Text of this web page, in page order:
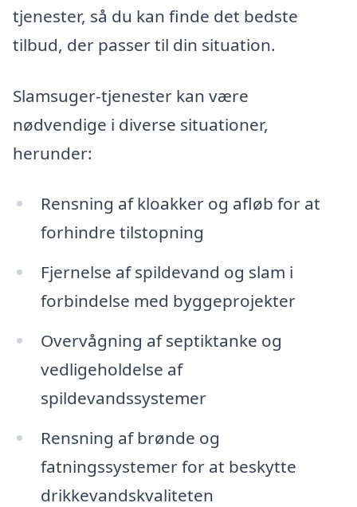
tjenester, så du kan finde det bedste
tilbud, der passer til din situation.
Slamsuger-tjenester kan være
nødvendige i diverse situationer,
herunder:
Rensning af kloakker og afløb for at
forhindre tilstopning
Fjernelse af spildevand og slam i
forbindelse med byggeprojekter
Overvågning af septiktanke og
vedligeholdelse af
spildevandssystemer
Rensning af brønde og
fatningssystemer for at beskytte
drikkevandskvaliteten